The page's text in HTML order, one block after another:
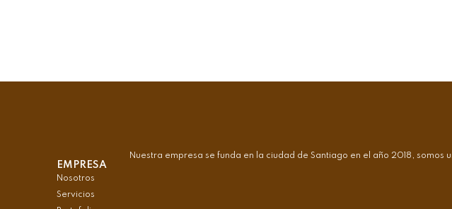
Nuestra empresa se funda en la ciudad de Santiago en el año 2018,
EMPRESA
Nosotros
Servicios